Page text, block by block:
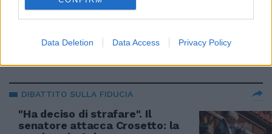
Data Deletion Data Access Privacy Policy
"Ci volevano divise" La
Meloni. E lei... La scena in Aula
DIBATTITO SULLA FIDUCIA
"Ha deciso di strafare". Il
senatore attacca Crosetto: la